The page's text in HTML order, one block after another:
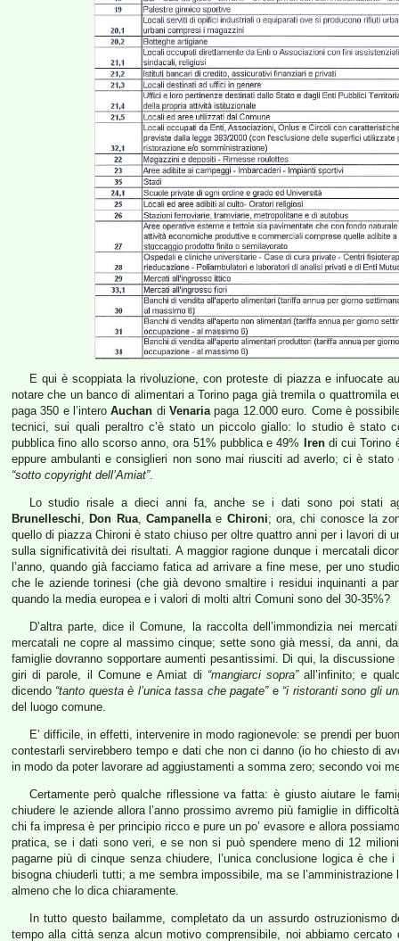
E qui è scoppiata la rivoluzione, con proteste di piazza e infuocate
notare che un banco di alimentari a Torino paga già tremila o quattromila
paga 350 e l’interoAuchan diVenariapaga 12.000 euro. Come è
tecnici, sui quali peraltro c’è stato un piccolo giallo: lo studio è stato
pubblica fino allo scorso anno, ora 51% pubblica e 49%
Irendi cui Torino
eppure ambulanti e consiglieri non sono mai riusciti ad averlo; ci è
“sotto copyright dell’Amiat”.
Lo studio risale a dieci anni fa, anche se i dati sono poi stati
Brunelleschi, Don Rua,Campanellae Chironi; ora, chi conosce la
quello di piazza Chironi è stato chiuso per oltre quattro anni per i lavori di
sulla significatività dei risultati. A maggior ragione dunque i mercatali
l’anno, quando già facciamo fatica ad arrivare a fine mese, per uno
che le aziende torinesi (che già devono smaltire i residui inquinanti a
quando la media europea e i valori di molti altri Comuni sono del 30-35%?
D’altra parte, dice il Comune, la raccolta dell’immondizia nei
mercatali ne copre al massimo cinque; sette sono già messi, da anni,
famiglie dovranno sopportare aumenti pesantissimi. Di qui, la
giri di parole, il Comune e Amiat di “mangiarci sopra”all’infinito; e
dicendo “tanto questa è l’unica tassa che pagate”e “i ristoranti sono gli
del luogo comune.
E’ difficile, in effetti, intervenire in modo ragionevole: se prendi per
contestarli servirebbero tempo e dati che non ci danno (io ho chiesto di
in modo da poter lavorare ad aggiustamenti a somma zero; secondo voi
Certamente però qualche riflessione va fatta: è giusto aiutare le
chiudere le aziende allora l’anno prossimo avremo più famiglie in
chi fa impresa è per principio ricco e pure un po’ evasore e allora
pratica, se i dati sono veri, e se non si può spendere meno di 12
pagarne più di cinque senza chiudere, l’unica conclusione logica è
bisogna chiuderli tutti; a me sembra impossibile, ma se
almeno che lo dica chiaramente.
In tutto questo bailamme, completato da un assurdo
tempo alla città senza alcun motivo comprensibile, noi abbiamo